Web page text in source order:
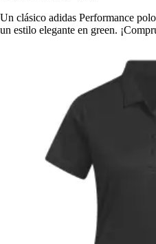
Un clásico adidas Performance
un estilo elegante en green.